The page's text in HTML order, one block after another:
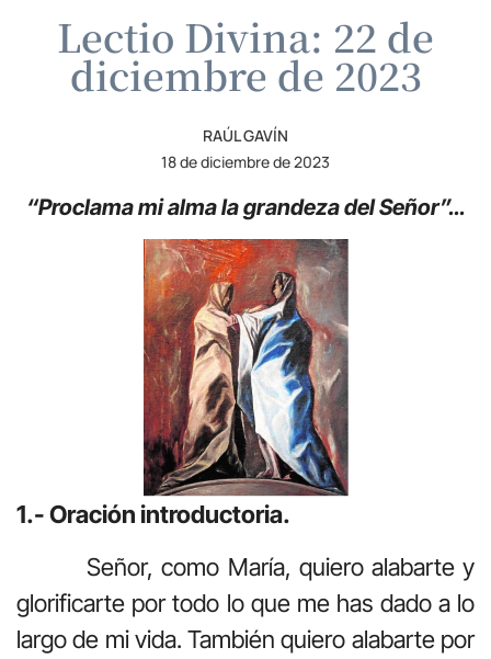
Lectio Divina: 22 de
diciembre de 2023
RAÚL GAVÍN
18 de diciembre de 2023
“Proclama mi alma la grandeza del Señor”…
1.- Oración introductoria.
Señor, como María, quiero alabarte y
glorificarte por todo lo que me has dado a lo
largo de mi vida. También quiero alabarte por